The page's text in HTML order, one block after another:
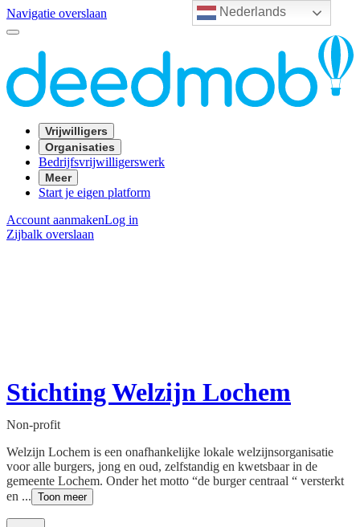
Nederlands
Navigatie overslaan
Vrijwilligers
Organisaties
Bedrijfsvrijwilligerswerk
Meer
Start je eigen platform
Account aanmakenLog in
Zijbalk overslaan
Stichting Welzijn Lochem
Non-profit
Welzijn Lochem is een onafhankelijke lokale welzijnsorganisatie
voor alle burgers, jong en oud, zelfstandig en kwetsbaar in de
gemeente Lochem. Onder het motto “de burger centraal “ versterkt
en ... Toon meer